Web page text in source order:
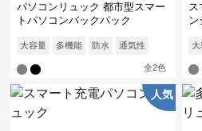
パソコンリュック 都市型スマー
トパソコンバックパック
大容量 多機能 防水 通気性
全2色
ス
ン
大
人気